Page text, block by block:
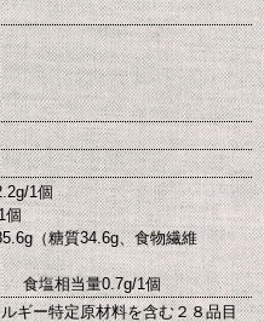
1個
個
（糖質34.6g、食物繊維
食塩相当量0.7g/1個
ギー特定原材料を含む２８品目